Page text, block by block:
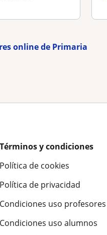
online de Primaria
Términos y condiciones
Política de cookies
Política de privacidad
Condiciones uso profesores
Condiciones uso alumnos